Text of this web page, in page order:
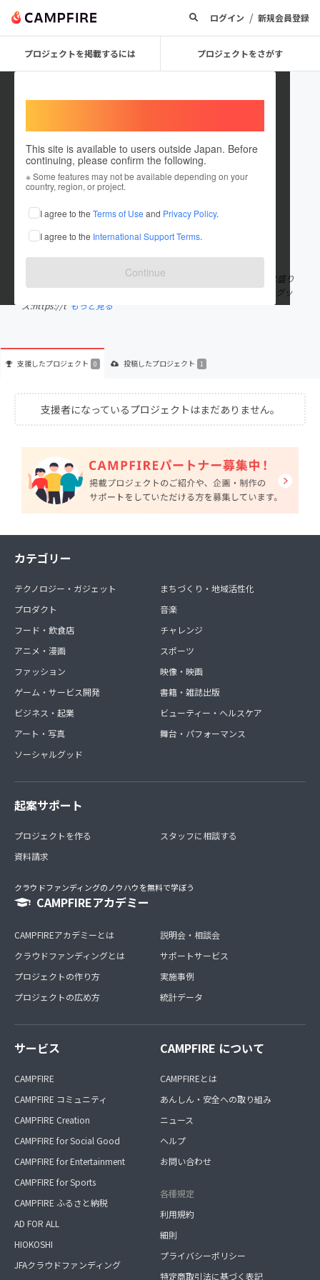
ログイン / 新規会員登録
プロジェクトを掲載するには プロジェクトをさがす
This site is available to users outside Japan. Before
continuing, please confirm the following.
※ Some features may not be available depending on your
country, region, or project.
I agree to the Terms of Use and Privacy Policy.
I agree to the International Support Terms.
Continue
achi_1016
これまでに1件のプロジェクトを投稿しています
在住国：未設定
出身国：未設定
好きな食べ物はとびっ子です。おもちゃの方じゃないです。特技は盛り
写メを撮る事です。 お仕事くださいmail:achi_1016@yahoo.co.jp グッ
ズ:https://t もっと見る
支援したプロジェクト 0 投稿したプロジェクト 1
支援者になっているプロジェクトはまだありません。
カテゴリー
テクノロジー・ガジェット
プロダクト
フード・飲食店
アニメ・漫画
ファッション
ゲーム・サービス開発
ビジネス・起業
アート・写真
ソーシャルグッド
まちづくり・地域活性化
音楽
チャレンジ
スポーツ
映像・映画
書籍・雑誌出版
ビューティー・ヘルスケア
舞台・パフォーマンス
起案サポート
プロジェクトを作る
資料請求
スタッフに相談する
クラウドファンディングのノウハウを無料で学ぼう
CAMPFIREアカデミー
CAMPFIREアカデミーとは
クラウドファンディングとは
プロジェクトの作り方
プロジェクトの広め方
説明会・相談会
サポートサービス
実施事例
統計データ
サービス
CAMPFIRE
CAMPFIRE コミュニティ
CAMPFIRE Creation
CAMPFIRE for Social Good
CAMPFIRE for Entertainment
CAMPFIRE for Sports
CAMPFIRE ふるさと納税
AD FOR ALL
HIOKOSHI
JFAクラウドファンディング
CAMPFIRE について
CAMPFIREとは
あんしん・安全への取り組み
ニュース
ヘルプ
お問い合わせ
各種規定
利用規約
細則
プライバシーポリシー
特定商取引法に基づく表記